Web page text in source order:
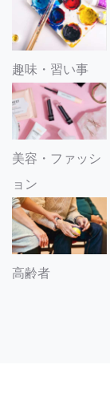
趣味・習い事
美容・ファッシ
ョン
高齢者